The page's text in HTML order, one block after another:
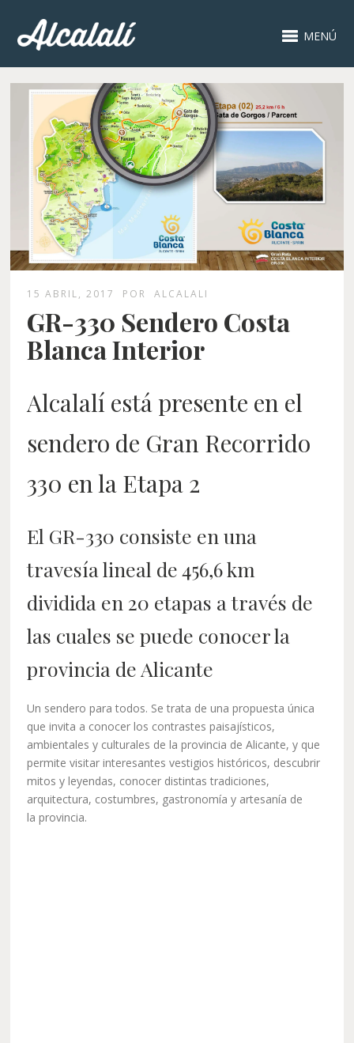
MENÚ
15 ABRIL, 2017 POR ALCALALI
GR-330 Sendero Costa
Blanca Interior
Alcalalí está presente en el
sendero de Gran Recorrido
330 en la Etapa 2
El GR-330 consiste en una
travesía lineal de 456,6 km
dividida en 20 etapas a través de
las cuales se puede conocer la
provincia de Alicante
Un sendero para todos. Se trata de una propuesta única
que invita a conocer los contrastes paisajísticos,
ambientales y culturales de la provincia de Alicante, y que
permite visitar interesantes vestigios históricos, descubrir
mitos y leyendas, conocer distintas tradiciones,
arquitectura, costumbres, gastronomía y artesanía de
la provincia.